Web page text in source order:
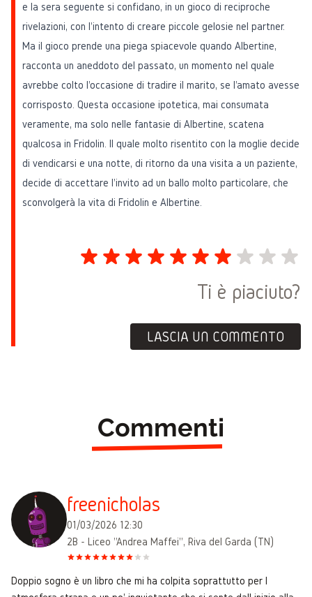
Ti è piaciuto?
LASCIA UN COMMENTO
e la sera seguente si confidano, in un gioco di reciproche
rivelazioni, con l'intento di creare piccole gelosie nel partner.
Ma il gioco prende una piega spiacevole quando Albertine,
racconta un aneddoto del passato, un momento nel quale
avrebbe colto l'occasione di tradire il marito, se l'amato avesse
corrisposto. Questa occasione ipotetica, mai consumata
veramente, ma solo nelle fantasie di Albertine, scatena
qualcosa in Fridolin. Il quale molto risentito con la moglie decide
di vendicarsi e una notte, di ritorno da una visita a un paziente,
decide di accettare l'invito ad un ballo molto particolare, che
sconvolgerà la vita di Fridolin e Albertine.
Commenti
freenicholas
01/03/2026 12:30
2B - Liceo "Andrea Maffei", Riva del Garda (TN)
Doppio sogno è un libro che mi ha colpita soprattutto per l